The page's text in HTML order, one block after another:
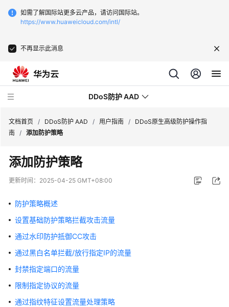
如需了解国际站更多云产品，请访问国际站。
https://www.huaweicloud.com/intl/
不再显示此消息
DDoS防护 AAD
最
新
动
品
介
计
说
明
文档首页 / DDoS防护 AAD / 用户指南 /
DDoS原生高级防护操作指
南 / 添加防护策略
添加防护策略
更新时间： 2025-04-25 GMT+08:00
防护策略概述
设置基础防护策略拦截攻击流量
通过水印防护抵御CC攻击
通过黑白名单拦截/放行指定IP的流量
封禁指定端口的流量
限制指定协议的流量
通过指纹特征设置流量处理策略